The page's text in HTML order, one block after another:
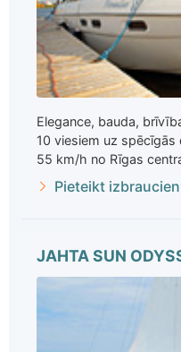
Elegance, bauda,
10 viesiem uz spēcīgās
55 km/h no Rīgas
Pieteikt
JAHTA SUN